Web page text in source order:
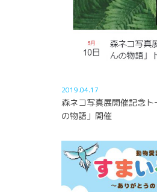
2019.04.17
森ネコ写真展開催記念
の物語」開催